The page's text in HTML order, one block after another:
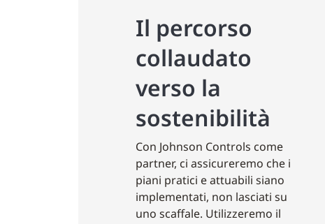
Il percorso
collaudato
verso la
sostenibilità
Con Johnson Controls come
partner, ci assicureremo che i
piani pratici e attuabili siano
implementati, non lasciati su
uno scaffale. Utilizzeremo il